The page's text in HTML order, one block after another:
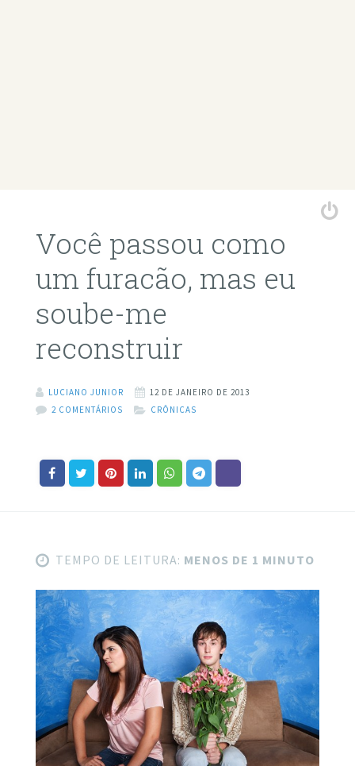
Você passou como
um furacão, mas eu
soube-me
reconstruir
LUCIANO JUNIOR
12 DE JANEIRO DE 2013
2 COMENTÁRIOS
CRÔNICAS
TEMPO DE LEITURA: MENOS DE 1 MINUTO